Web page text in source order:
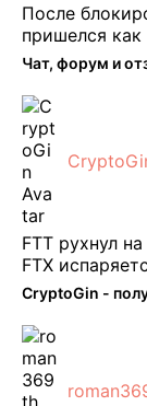
После
пришелся как
можно юзать
Сейчас
Чат, форум и
FTT рухнул на 30%. Мечта о
FTX
ее
февраля FTT,
CryptoGin -